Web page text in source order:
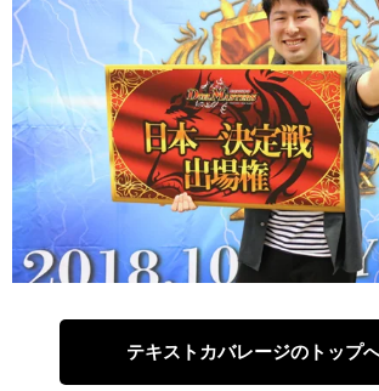
テキストカバレージのトップ